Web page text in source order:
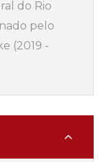
do Rio
pelo
(2019 -